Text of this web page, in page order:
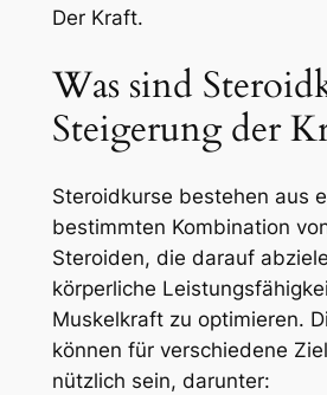
Der Kraft.
Was sind
Steigerung der
Steroidkurse bestehen aus
bestimmten Kombination
Steroiden, die darauf
körperliche
Muskelkraft zu optimieren.
können für verschiedene
nützlich sein, darunter: